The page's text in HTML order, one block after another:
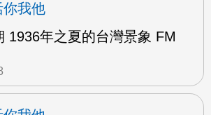
你我他
1936年之夏的台灣景象 FM